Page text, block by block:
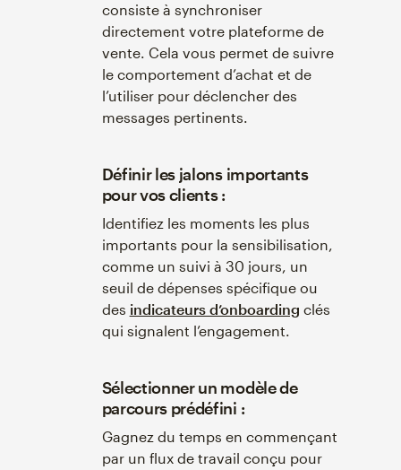
consiste à synchroniser
directement votre plateforme de
vente. Cela vous permet de suivre
le comportement d’achat et de
l’utiliser pour déclencher des
messages pertinents.
Définir les jalons importants
pour vos clients :
Identifiez les moments les plus
importants pour la sensibilisation,
comme un suivi à 30 jours, un
seuil de dépenses spécifique ou
des indicateurs d’onboarding clés
qui signalent l’engagement.
Sélectionner un modèle de
parcours prédéfini :
Gagnez du temps en commençant
par un flux de travail conçu pour